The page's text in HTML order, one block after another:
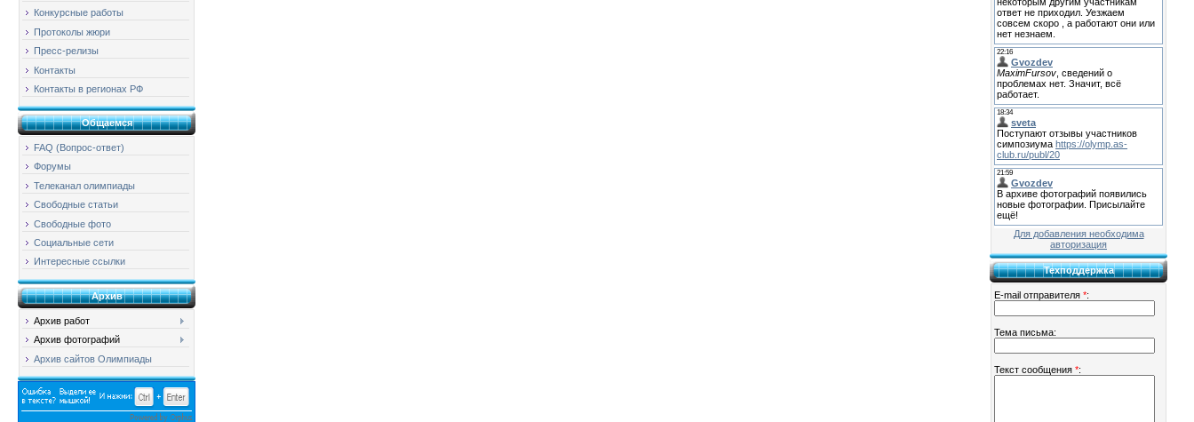
Конкурсные работы
Протоколы жюри
Пресс-релизы
Контакты
Контакты в регионах РФ
Общаемся
FAQ (Вопрос-ответ)
Форумы
Телеканал олимпиады
Свободные статьи
Свободные фото
Социальные сети
Интересные ссылки
Архив
Архив работ
Архив фотографий
Архив сайтов Олимпиады
Для добавления необходима
авторизация
Техподдержка
E-mail отправителя *:
Тема письма:
Текст сообщения *: